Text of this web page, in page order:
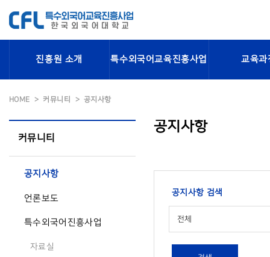
진흥원 소개 특수외국어교육진흥사업 교육과
HOME 커뮤니티 공지사항
커뮤니티
공지사항
언론보도
특수외국어진흥사업
자료실
공지사항
공지사항 검색
전체